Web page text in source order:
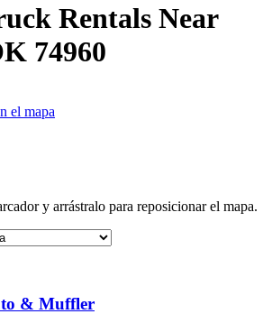
Rentals Near
74960
el mapa
y arrástralo para reposicionar el mapa.
& Muffler